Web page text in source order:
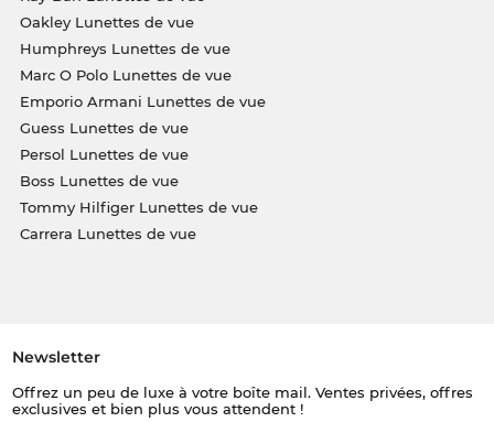
Oakley Lunettes de vue
Humphreys Lunettes de vue
Marc O Polo Lunettes de vue
Emporio Armani Lunettes de vue
Guess Lunettes de vue
Persol Lunettes de vue
Boss Lunettes de vue
Tommy Hilfiger Lunettes de vue
Carrera Lunettes de vue
Newsletter
Offrez un peu de luxe à votre boîte mail. Ventes privées, offres
exclusives et bien plus vous attendent !